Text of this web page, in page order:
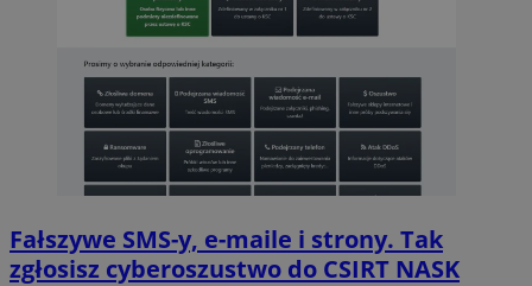
Fałszywe SMS-y, e-maile i strony. Tak
zgłosisz cyberoszustwo do CSIRT NASK